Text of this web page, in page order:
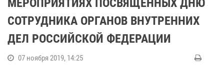
МЕРОПРИЯТИЯХ ПОСВЯЩЕННЫХ ДНЮ
СОТРУДНИКА ОРГАНОВ ВНУТРЕННИХ
ДЕЛ РОССИЙСКОЙ ФЕДЕРАЦИИ
07 ноября 2019, 14:25